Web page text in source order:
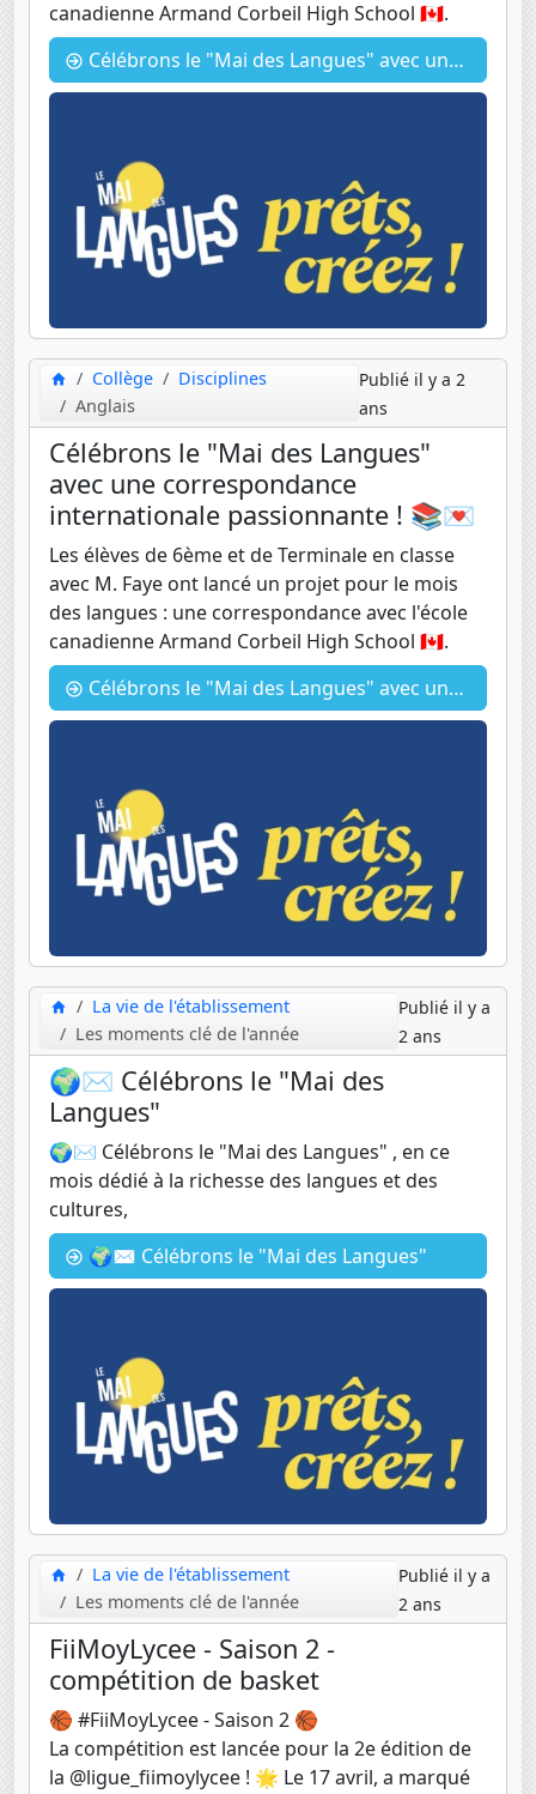
canadienne Armand Corbeil High School 🇨🇦.
Célébrons le "Mai des Langues" avec une correspondance internationale passionnante ! 📚💌
Collège
Disciplines
Anglais
Publié il y a 2
ans
Célébrons le "Mai des Langues"
avec une correspondance
internationale passionnante ! 📚💌
Les élèves de 6ème et de Terminale en classe
avec M. Faye ont lancé un projet pour le mois
des langues : une correspondance avec l'école
canadienne Armand Corbeil High School 🇨🇦.
Célébrons le "Mai des Langues" avec une correspondance internationale passionnante ! 📚💌
La vie de l'établissement
Les moments clé de l'année
Publié il y a
2 ans
🌍✉️ Célébrons le "Mai des
Langues"
🌍✉️ Célébrons le "Mai des Langues" , en ce
mois dédié à la richesse des langues et des
cultures,
🌍✉️ Célébrons le "Mai des Langues"
La vie de l'établissement
Les moments clé de l'année
Publié il y a
2 ans
FiiMoyLycee - Saison 2 -
compétition de basket
🏀 #FiiMoyLycee - Saison 2 🏀
La compétition est lancée pour la 2e édition de
la @ligue_fiimoylycee ! 🌟 Le 17 avril, a marqué